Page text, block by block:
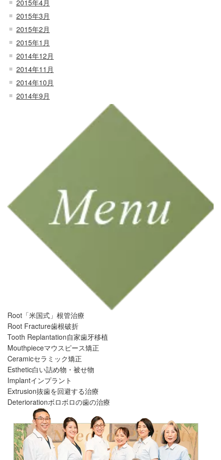
2015年4月
2015年3月
2015年2月
2015年1月
2014年12月
2014年11月
2014年10月
2014年9月
Root「米国式」根管治療
Root Fracture歯根破折
Tooth Replantation 自家歯牙移植
Mouthpieceマウスピース矯正
Ceramicセラミック矯正
Esthetic白い詰め物・被せ物
Implantインプラント
Extrusion抜歯を回避する治療
Deteriorationボロボロの歯の治療